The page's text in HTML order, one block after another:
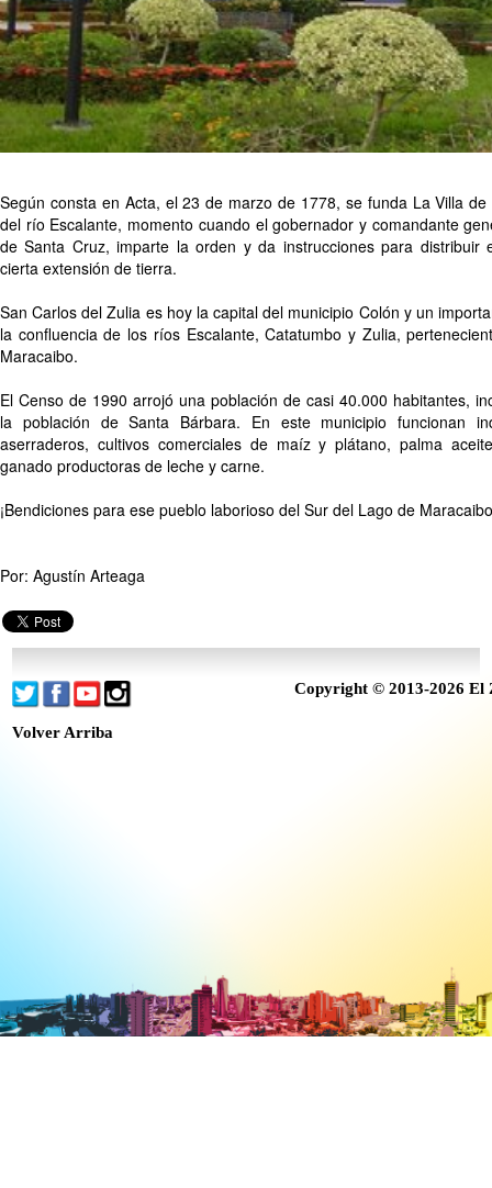
Según consta en Acta, el 23 de marzo de 1778, se funda La Villa
del río Escalante, momento cuando el gobernador y comandante
de Santa Cruz, imparte la orden y da instrucciones para distribuir
cierta extensión de tierra.
San Carlos del Zulia es hoy la capital del municipio Colón y un
la confluencia de los ríos Escalante, Catatumbo y Zulia,
Maracaibo.
El Censo de 1990 arrojó una población de casi 40.000 habitantes,
la población de Santa Bárbara. En este municipio funcionan
aserraderos, cultivos comerciales de maíz y plátano, palma
ganado productoras de leche y carne.
¡Bendiciones para ese pueblo laborioso del Sur del Lago de
Por: Agustín Arteaga
Copyright © 2013-2026 El
Volver Arriba